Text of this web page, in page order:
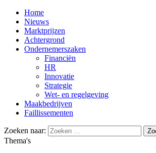
Home
Nieuws
Marktprijzen
Achtergrond
Ondernemerszaken
Financiën
HR
Innovatie
Strategie
Wet- en regelgeving
Maakbedrijven
Faillissementen
Zoeken naar:
Thema's